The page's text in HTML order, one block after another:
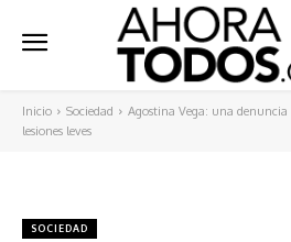
Inicio Sociedad
Agostina Vega: una
lesiones leves
SOCIEDAD